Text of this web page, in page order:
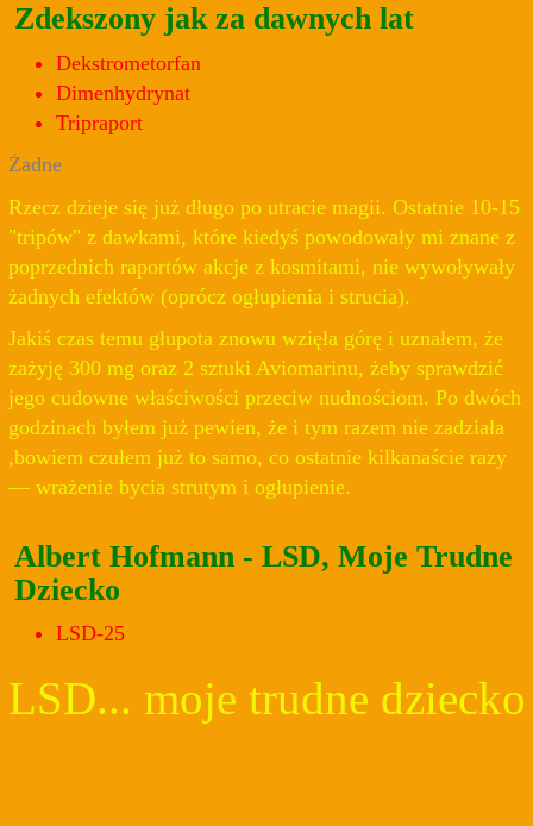
Zdekszony jak za dawnych lat
Dekstrometorfan
Dimenhydrynat
Tripraport
Żadne
Rzecz dzieje się już długo po utracie magii. Ostatnie 10-15
"tripów" z dawkami, które kiedyś powodowały mi znane z
poprzednich raportów akcje z kosmitami, nie wywoływały
żadnych efektów (oprócz ogłupienia i strucia).
Jakiś czas temu głupota znowu wzięła górę i uznałem, że
zażyję 300 mg oraz 2 sztuki Aviomarinu, żeby sprawdzić
jego cudowne właściwości przeciw nudnościom. Po dwóch
godzinach byłem już pewien, że i tym razem nie zadziała
,bowiem czułem już to samo, co ostatnie kilkanaście razy
— wrażenie bycia strutym i ogłupienie.
Albert Hofmann - LSD, Moje Trudne
Dziecko
LSD-25
LSD... moje trudne dziecko